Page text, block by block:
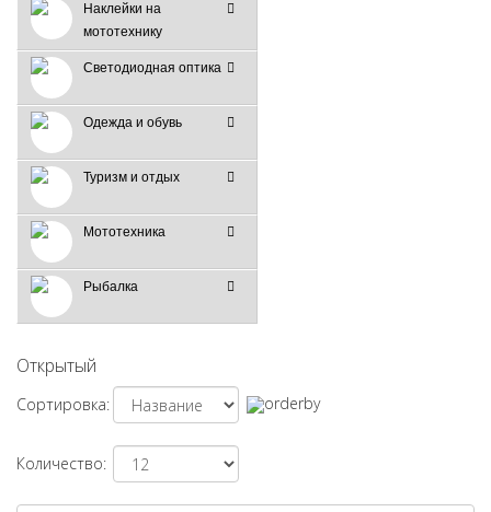
Наклейки на
мототехнику
Светодиодная оптика
Одежда и обувь
Туризм и отдых
Мототехника
Рыбалка
Открытый
Сортировка:
Количество: